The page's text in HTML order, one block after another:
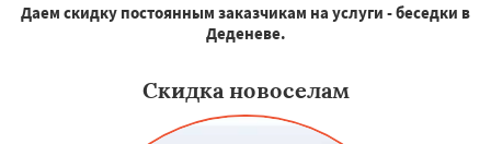
Даем скидку постоянным заказчикам на услуги - беседки в
Деденеве.
Скидка новоселам